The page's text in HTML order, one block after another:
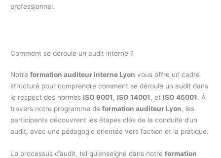
professionnel.
Comment se déroule un audit interne ?
Notreformation auditeur interne Lyon vous offre un cadre
structuré pour comprendre comment se déroule un audit dans
le respect des normes ISO 9001 , ISO 14001 , et ISO 45001. À
travers notre programme deformation auditeur Lyon, les
participants découvrent les étapes clés de la conduite d’un
audit, avec une pédagogie orientée vers l’action et la pratique.
Le processus d’audit, tel qu’enseigné dans notreformation